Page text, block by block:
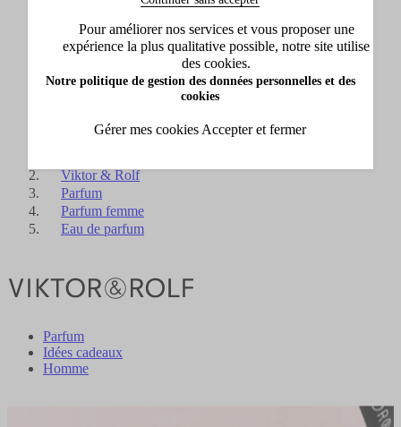
Afficher le sous-menu de Carte cadeau
Collection Beauty Success
Afficher le sous-menu de Collection Beauty Success
L'INSTITUT
Viktor & Rolf
Parfum
Parfum femme
Eau de parfum
Parfum
Idées cadeaux
Homme
Pour améliorer nos services et vous proposer une
expérience la plus qualitative possible, notre site utilise
des cookies.
Notre politique de gestion des données personnelles et des
cookies
Gérer mes cookies Accepter et fermer